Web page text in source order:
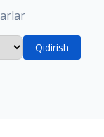
Qidirish